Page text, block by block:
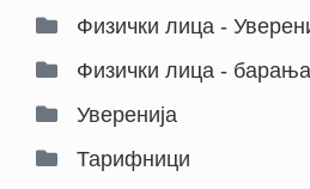
ЗА
ЧЛЕНОВИ
ПОДАТОЦИ
Физички лица -
Физички лица - барања
Уверенија
Тарифници